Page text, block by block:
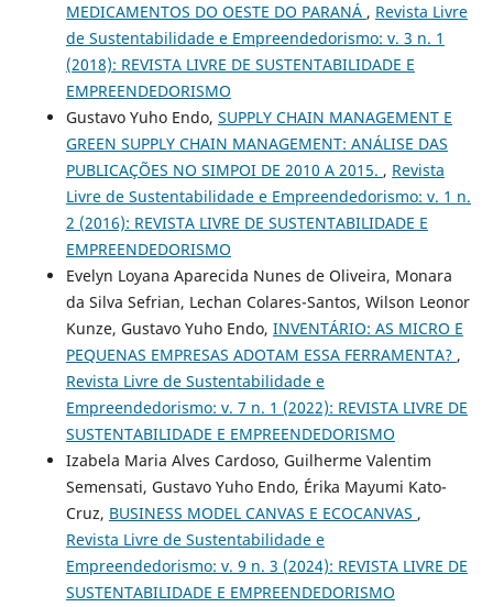
MEDICAMENTOS DO OESTE DO PARANÁ , Revista Livre
de Sustentabilidade e Empreendedorismo: v. 3 n. 1
(2018): REVISTA LIVRE DE SUSTENTABILIDADE E
EMPREENDEDORISMO
Gustavo Yuho Endo, SUPPLY CHAIN MANAGEMENT E
GREEN SUPPLY CHAIN MANAGEMENT: ANÁLISE DAS
PUBLICAÇÕES NO SIMPOI DE 2010 A 2015. , Revista
Livre de Sustentabilidade e Empreendedorismo: v. 1 n.
2 (2016): REVISTA LIVRE DE SUSTENTABILIDADE E
EMPREENDEDORISMO
Evelyn Loyana Aparecida Nunes de Oliveira, Monara
da Silva Sefrian, Lechan Colares-Santos, Wilson Leonor
Kunze, Gustavo Yuho Endo, INVENTÁRIO: AS MICRO E
PEQUENAS EMPRESAS ADOTAM ESSA FERRAMENTA? ,
Revista Livre de Sustentabilidade e
Empreendedorismo: v. 7 n. 1 (2022): REVISTA LIVRE DE
SUSTENTABILIDADE E EMPREENDEDORISMO
Izabela Maria Alves Cardoso, Guilherme Valentim
Semensati, Gustavo Yuho Endo, Érika Mayumi Kato-
Cruz, BUSINESS MODEL CANVAS E ECOCANVAS ,
Revista Livre de Sustentabilidade e
Empreendedorismo: v. 9 n. 3 (2024): REVISTA LIVRE DE
SUSTENTABILIDADE E EMPREENDEDORISMO